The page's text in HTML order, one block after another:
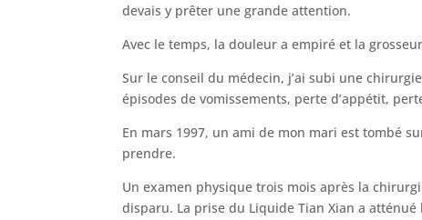
devais y prêter une grande attention.
Avec le temps, la douleur a empiré et la
Sur le conseil du médecin, j’ai subi une
épisodes de vomissements, perte d’appétit,
En mars 1997, un ami de mon mari est tombé
prendre.
Un examen physique trois mois après la
disparu. La prise du Liquide Tian Xian a